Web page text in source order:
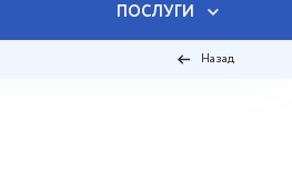
ПОСЛУГИ
Назад